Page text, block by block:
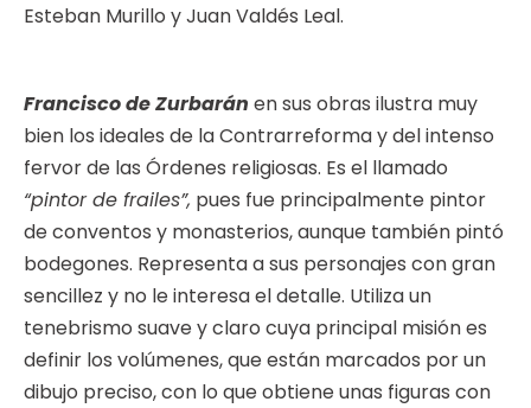
Esteban Murillo y Juan Valdés Leal.
Francisco de Zurbarán en sus obras ilustra muy
bien los ideales de la Contrarreforma y del intenso
fervor de las Órdenes religiosas. Es el llamado
“pintor de frailes”, pues fue principalmente pintor
de conventos y monasterios, aunque también pintó
bodegones. Representa a sus personajes con gran
sencillez y no le interesa el detalle. Utiliza un
tenebrismo suave y claro cuya principal misión es
definir los volúmenes, que están marcados por un
dibujo preciso, con lo que obtiene unas figuras con